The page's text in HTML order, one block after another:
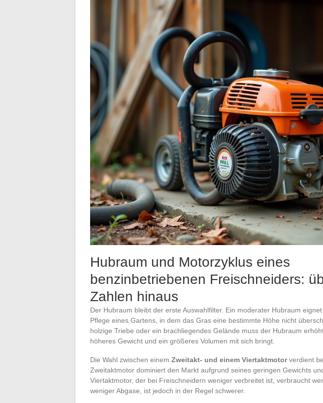
Hubraum und Motorzyklus eines
benzinbetriebenen Freischneiders:
Zahlen hinaus
Der Hubraum bleibt der erste Auswahlfilter. Ein moderater Hubraum
Pflege eines Gartens, in dem das Gras eine bestimmte Höhe nicht
holzige Triebe oder ein brachliegendes Gelände muss der Hubraum
höheres Gewicht und ein größeres Volumen mit sich bringt.
Die Wahl zwischen einem Zweitakt- und einem Viertaktmotorverdient
Zweitaktmotor dominiert den Markt aufgrund seines geringen Gewichts
Viertaktmotor, der bei Freischneidern weniger verbreitet ist, verbraucht
weniger Abgase, ist jedoch in der Regel schwerer.